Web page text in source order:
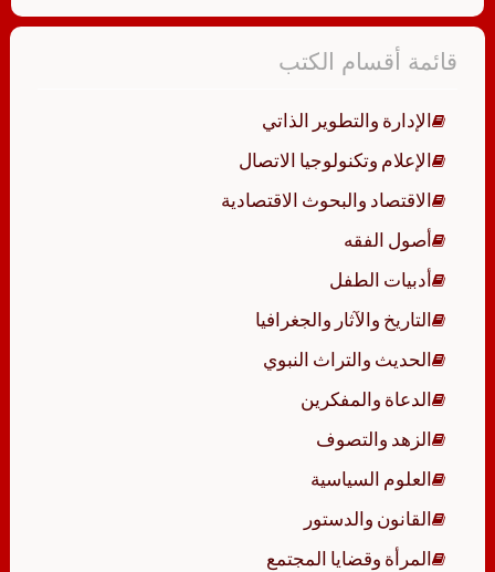
قائمة أقسام الكتب
الإدارة والتطوير الذاتي
الإعلام وتكنولوجيا الاتصال
الاقتصاد والبحوث الاقتصادية
أصول الفقه
أدبيات الطفل
التاريخ والآثار والجغرافيا
الحديث والتراث النبوي
الدعاة والمفكرين
الزهد والتصوف
العلوم السياسية
القانون والدستور
المرأة وقضايا المجتمع